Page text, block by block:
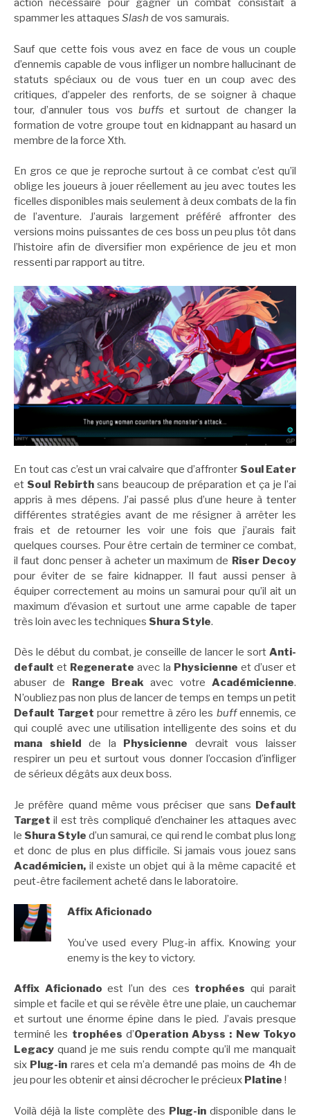
action nécessaire pour gagner un combat consistait à
spammer les attaques Slash de vos samurais.
Sauf que cette fois vous avez en face de vous un couple
d’ennemis capable de vous infliger un nombre hallucinant de
statuts spéciaux ou de vous tuer en un coup avec des
critiques, d’appeler des renforts, de se soigner à chaque
tour, d’annuler tous vos buffs et surtout de changer la
formation de votre groupe tout en kidnappant au hasard un
membre de la force Xth.
En gros ce que je reproche surtout à ce combat c’est qu’il
oblige les joueurs à jouer réellement au jeu avec toutes les
ficelles disponibles mais seulement à deux combats de la fin
de l’aventure. J’aurais largement préféré affronter des
versions moins puissantes de ces boss un peu plus tôt dans
l’histoire afin de diversifier mon expérience de jeu et mon
ressenti par rapport au titre.
En tout cas c’est un vrai calvaire que d’affronter Soul Eater
et Soul Rebirthsans beaucoup de préparation et ça je l’ai
appris à mes dépens. J’ai passé plus d’une heure à tenter
différentes stratégies avant de me résigner à arrêter les
frais et de retourner les voir une fois que j’aurais fait
quelques courses. Pour être certain de terminer ce combat,
il faut donc penser à acheter un maximum de Riser Decoy
pour éviter de se faire kidnapper. Il faut aussi penser à
équiper correctement au moins un samurai pour qu’il ait un
maximum d’évasion et surtout une arme capable de taper
très loin avec les techniques Shura Style.
Dès le début du combat, je conseille de lancer le sort Anti-
default et Regenerate avec la Physicienne et d’user et
abuser de Range Break avec votreAcadémicienne.
N’oubliez pas non plus de lancer de temps en temps un petit
Default Target pour remettre à zéro les buffennemis, ce
qui couplé avec une utilisation intelligente des soins et du
mana shield de la Physicienne devrait vous laisser
respirer un peu et surtout vous donner l’occasion d’infliger
de sérieux dégâts aux deux boss.
Je préfère quand même vous préciser que sans Default
Target il est très compliqué d’enchainer les attaques avec
le Shura Style d’un samurai, ce qui rend le combat plus long
et donc de plus en plus difficile. Si jamais vous jouez sans
Académicien, il existe un objet qui à la même capacité et
peut-être facilement acheté dans le laboratoire.
Affix Aficionado
You’ve used every Plug-in affix. Knowing your
enemy is the key to victory.
Affix Aficionado est l’un des ces trophées qui parait
simple et facile et qui se révèle être une plaie, un cauchemar
et surtout une énorme épine dans le pied. J’avais presque
terminé les trophées d’Operation Abyss : New Tokyo
Legacy quand je me suis rendu compte qu’il me manquait
six Plug-in rares et cela m’a demandé pas moins de 4h de
jeu pour les obtenir et ainsi décrocher le précieux Platine !
Voilà déjà la liste complète des Plug-in disponible dans le